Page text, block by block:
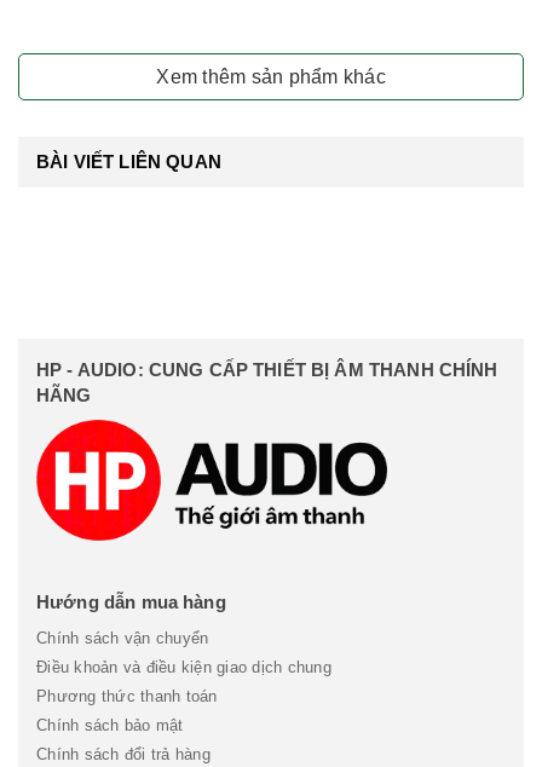
Xem thêm sản phẩm khác
BÀI VIẾT LIÊN QUAN
HP - AUDIO: CUNG CẤP THIẾT BỊ ÂM THANH CHÍNH
HÃNG
Hướng dẫn mua hàng
Chính sách vận chuyển
Điều khoản và điều kiện giao dịch chung
Phương thức thanh toán
Chính sách bảo mật
Chính sách đổi trả hàng